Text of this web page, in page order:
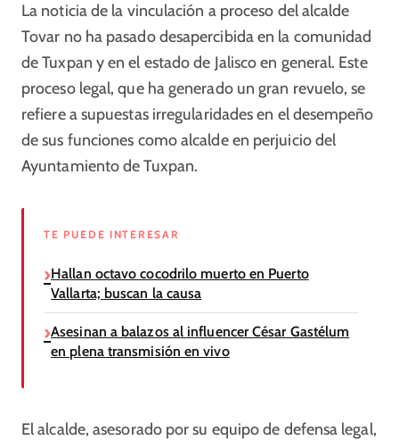
La noticia de la vinculación a proceso del alcalde
Tovar no ha pasado desapercibida en la comunidad
de Tuxpan y en el estado de Jalisco en general. Este
proceso legal, que ha generado un gran revuelo, se
refiere a supuestas irregularidades en el desempeño
de sus funciones como alcalde en perjuicio del
Ayuntamiento de Tuxpan.
TE PUEDE INTERESAR
Hallan octavo cocodrilo muerto en Puerto
Vallarta; buscan la causa
Asesinan a balazos al influencer César Gastélum
en plena transmisión en vivo
El alcalde, asesorado por su equipo de defensa legal,